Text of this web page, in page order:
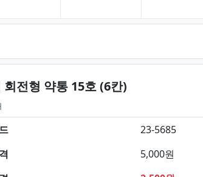
회전형 약통 15호 (6칸)
23-5685
5,000원